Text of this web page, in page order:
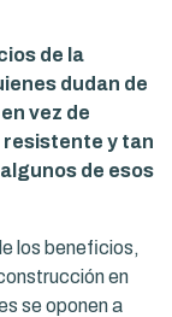
de la
dudan de
vez de
resistente y tan
de esos
los beneficios,
en
se oponen a